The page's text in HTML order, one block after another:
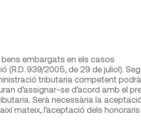
embargats en els casos
(R.D. 939/2005, de 29 de juliol).
tributaria competent podrà
d’assignar-se d’acord amb el
Serà necessària la
mateix, l’aceptació dels honoraris